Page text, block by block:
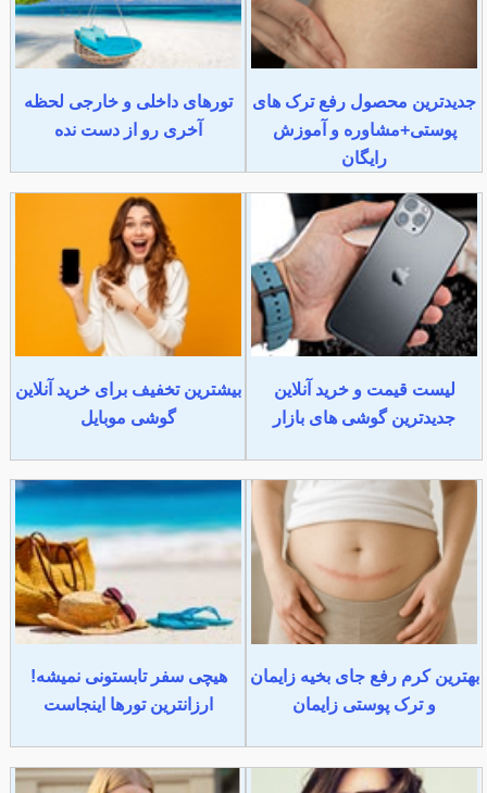
جدیدترین محصول رفع ترک های
پوستی+مشاوره و آموزش
رایگان
تورهای داخلی و خارجی لحظه
آخری رو از دست نده
لیست قیمت و خرید آنلاین
جدیدترین گوشی های بازار
بیشترین تخفیف برای خرید آنلاین
گوشی موبایل
بهترین کرم رفع جای بخیه زایمان
و ترک پوستی زایمان
هیچی سفر تابستونی نمیشه!
ارزانترین تورها اینجاست